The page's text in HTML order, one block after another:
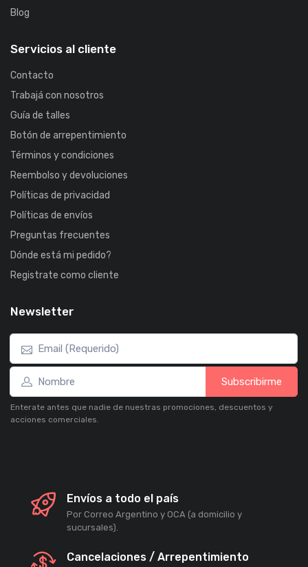
Blog
Servicios al cliente
Contacto
Trabajá con nosotros
Guía de talles
Botón de arrepentimiento
Términos y condiciones
Reembolso y devoluciones
Políticas de privacidad
Políticas de envíos
Preguntas frecuentes
Dónde está mi pedido?
Registrate como cliente
Newsletter
Subscribirme
Enterate antes que nadie de nuestras promociones, descuentos y
acciones comerciales.
Envíos a todo el país
Por Correo Argentino y OCA (a domicilio y
sucursales).
Cancelaciones / Arrepentimiento